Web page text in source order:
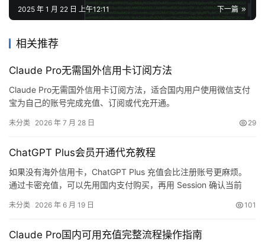
下一篇
2025 年 1 月 22 日 上午12:11
相关推荐
Claude Pro无需国外信用卡订阅方法
Claude Pro无需国外信用卡订阅方法，适合国内用户使用微信支付
宝为自己的账号完成充值、订阅或代充开通。
未分类 2026 年 7 月 28 日 29
ChatGPT Plus会员开通代充教程
如果没有海外信用卡，ChatGPT Plus 充值会比注册账号更麻烦。
通过卡密充值，可以先用国内支付购买，再用 Session 确认当前
录和工作资料。
未分类 2026 年 6 月 19 日 101
Claude Pro国内可用充值完整流程操作指南